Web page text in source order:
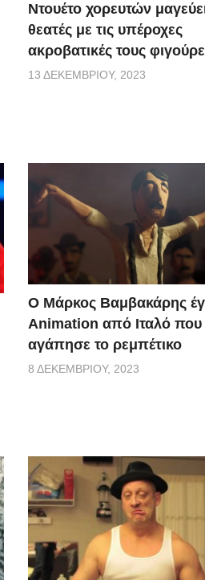
Ντουέτο χορευτών
θεατές με τις υπέροχες
ακροβατικές τους
13 ΔΕΚΕΜΒΡΊΟΥ, 2023
Ο Μάρκος Βαμβακάρης
Αnimation από Ιταλό που
αγάπησε το ρεμπέτικο
8 ΔΕΚΕΜΒΡΊΟΥ, 2023